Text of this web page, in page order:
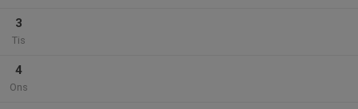
3
Tis
4
Ons